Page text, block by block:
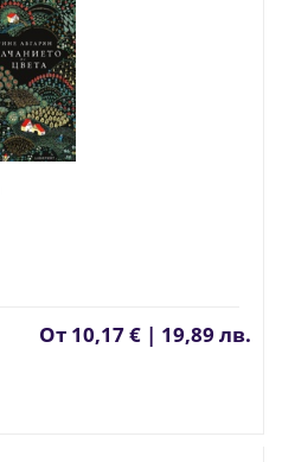
От 10,17 € | 19,89 лв.